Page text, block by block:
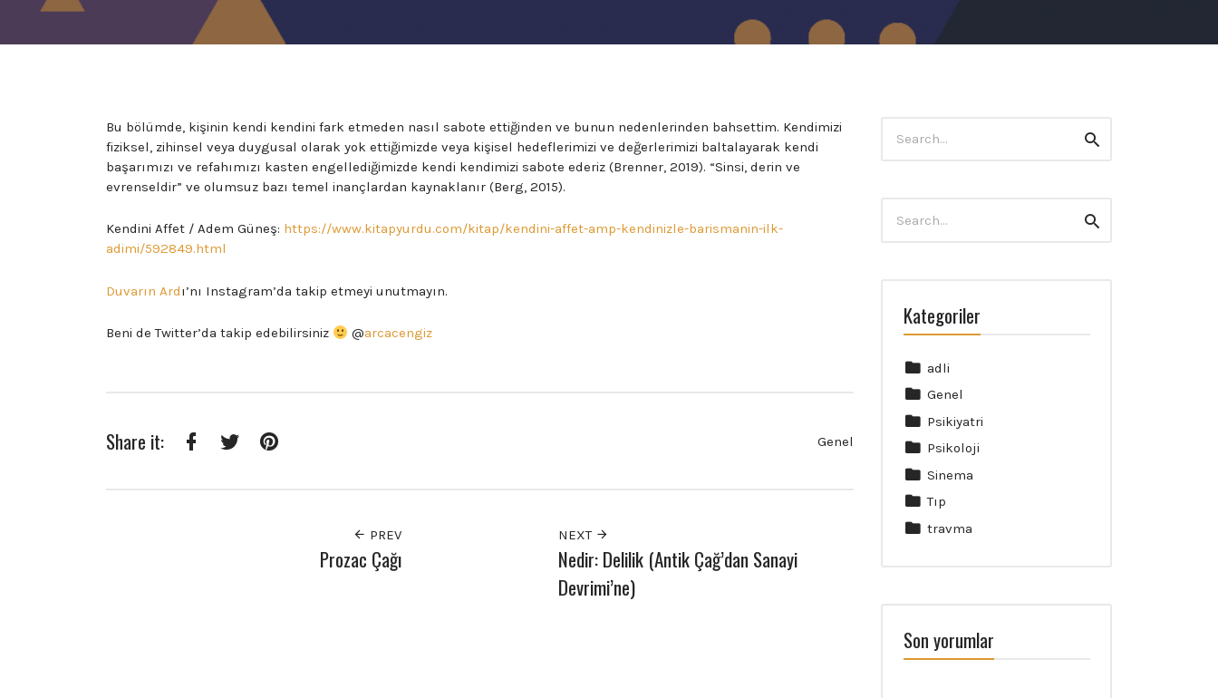
Bu bölümde, kişinin kendi kendini fark etmeden nasıl sabote ettiğinden ve bunun nedenlerinden bahsettim. Kendimizi
fiziksel, zihinsel veya duygusal olarak yok ettiğimizde veya kişisel hedeflerimizi ve değerlerimizi baltalayarak kendi
başarımızı ve refahımızı kasten engellediğimizde kendi kendimizi sabote ederiz (Brenner, 2019). “Sinsi, derin ve
evrenseldir” ve olumsuz bazı temel inançlardan kaynaklanır (Berg, 2015).
Kendini Affet / Adem Güneş: https://www.kitapyurdu.com/kitap/kendini-affet-amp-kendinizle-barismanin-ilk-
adimi/592849.html
Duvarın Ardı’nı Instagram’da takip etmeyi unutmayın.
Beni de Twitter’da takip edebilirsiniz @arcacengiz
Share it: Genel
PREV
Prozac Çağı
NEXT
Nedir: Delilik (Antik Çağ’dan Sanayi
Devrimi’ne)
for:
Search
for:
Search
Kategoriler
adli
Genel
Psikiyatri
Psikoloji
Sinema
Tıp
travma
Son yorumlar